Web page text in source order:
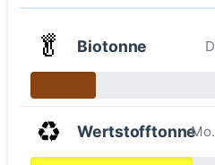
🥬 Biotonne
♻️ Wertstofftonne